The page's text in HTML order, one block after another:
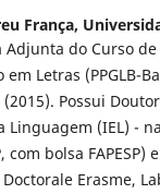
França,
Adjunta do Curso
em Letras (PPGLB-
Possui
Linguagem (IEL) -
com bolsa
Doctorale Erasme,